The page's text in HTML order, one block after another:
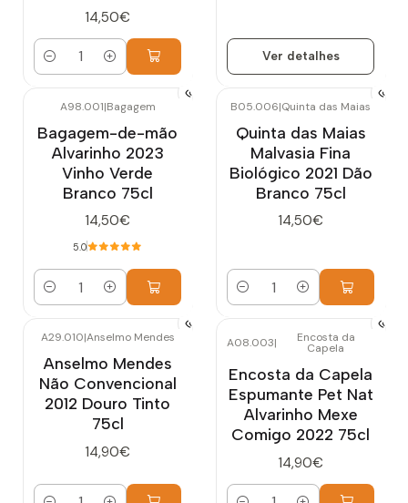
14,50€
Quantidade
Ver detalhes
A98.001|Bagagem
Bagagem-de-mão
Alvarinho 2023
Vinho Verde
Branco 75cl
14,50€
5.0
Quantidade
B05.006|Quinta das Maias
Quinta das Maias
Malvasia Fina
Biológico 2021 Dão
Branco 75cl
14,50€
Quantidade
A29.010|Anselmo Mendes
Anselmo Mendes
Não Convencional
2012 Douro Tinto
75cl
14,90€
A08.003| Encosta da
Capela
Encosta da Capela
Espumante Pet Nat
Alvarinho Mexe
Comigo 2022 75cl
14,90€